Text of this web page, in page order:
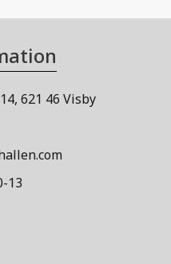
621 46 Visby
13